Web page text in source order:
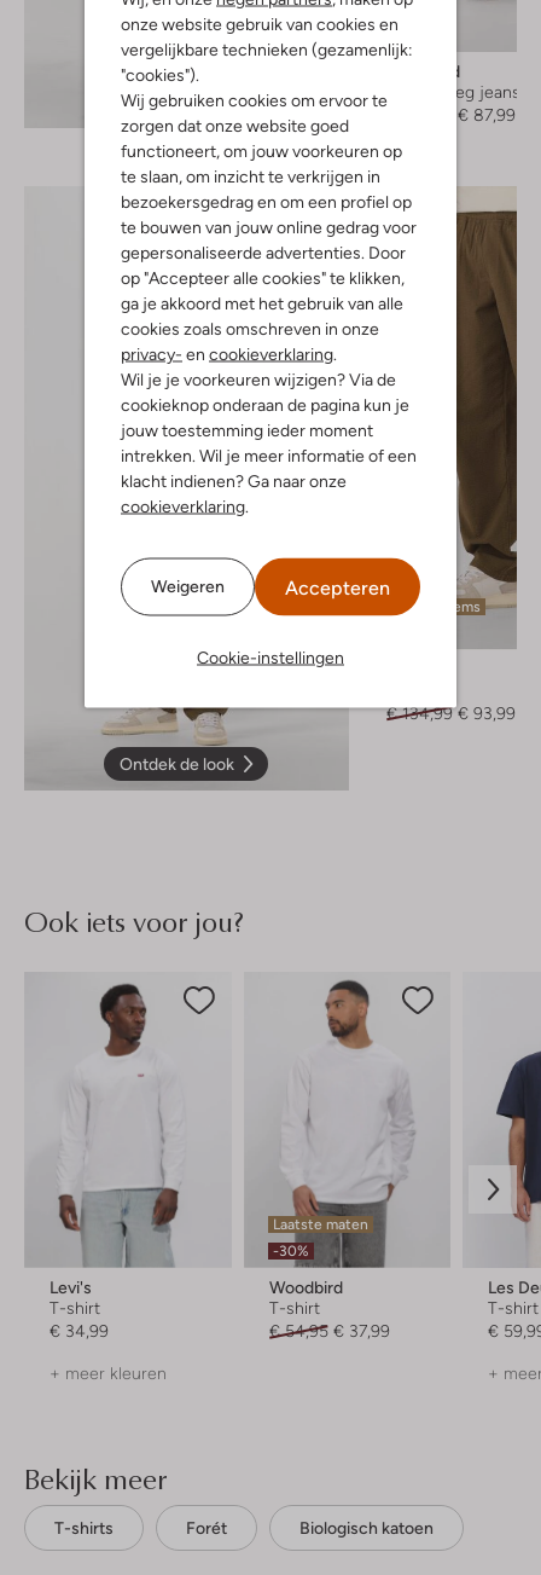
onze website gebruik van cookies en
vergelijkbare technieken (gezamenlijk:
"cookies").
Wij gebruiken cookies om ervoor te
zorgen dat onze website goed
functioneert, om jouw voorkeuren op
te slaan, om inzicht te verkrijgen in
bezoekersgedrag en om een profiel op
te bouwen van jouw online gedrag voor
gepersonaliseerde advertenties. Door
op "Accepteer alle cookies" te klikken,
ga je akkoord met het gebruik van alle
cookies zoals omschreven in onze
privacy- en cookieverklaring
Wil je je voorkeuren wijzigen? Via de
cookieknop onderaan de pagina kun je
jouw toestemming ieder moment
intrekken. Wil je meer informatie of een
klacht indienen? Ga naar onze
cookieverklaring
Weigeren Accepteren
Cookie-instellingen
Ontdek de look
-20%
Woodbird
Straight leg jeans
€ 87,99
Ontdek de look
Laatste items
€ 134,99 € 93,99
Ook iets voor jou?
Levi's
T-shirt
€ 34,99
+ meer kleuren
Laatste maten
-30%
Woodbird
T-shirt
€ 54,95 € 37,99
Les
T-shirt
€
+
Bekijk meer
T-shirts Forét Biologisch katoen